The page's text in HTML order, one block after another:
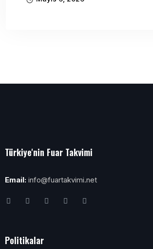
Türkiye'nin Fuar Takvimi
Email: info@fuartakvimi.net
Politikalar